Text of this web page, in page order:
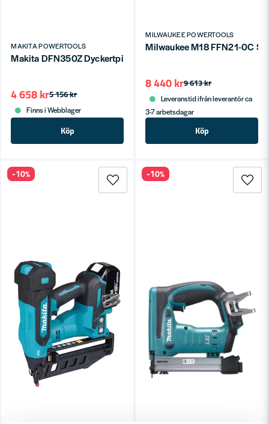
MAKITA POWERTOOLS
Makita DFN350Z Dyckertpistol 18V 18Ga 1,2mm 15-35mm
5 156 kr
4 658 kr
Finns i Webblager
Köp
MILWAUKEE POWERTOOLS
Milwaukee M18 FFN21-0C
9 613 kr
8 440 kr
Leveranstid ifrån leverantör ca
3-7 arbetsdagar
Köp
-10% -10%